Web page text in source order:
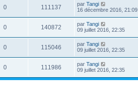
0 111137 par Tangi
16 décembre 2016, 21:09
0 140872 par Tangi
09 juillet 2016, 22:35
0 115046 par Tangi
09 juillet 2016, 22:35
0 111986 par Tangi
09 juillet 2016, 22:35